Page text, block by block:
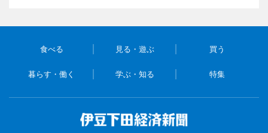
食べる 見る・遊ぶ 買う
暮らす・働く 学ぶ・知る 特集